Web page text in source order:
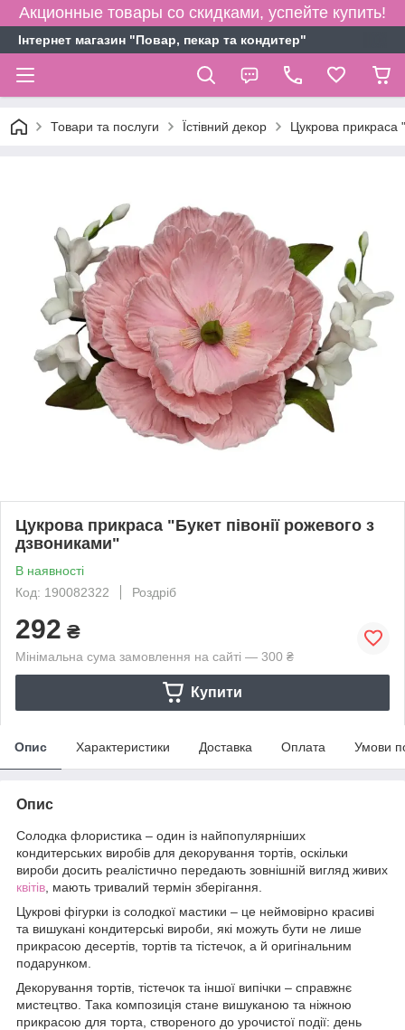
Акционные товары со скидками, успейте купить!
Інтернет магазин "Повар, пекар та кондитер"
Товари та послуги Їстівний декор Цукрова прикраса
Цукрова прикраса "Букет півонії рожевого з
дзвониками"
В наявності
Код: 190082322
Роздріб
292 ₴
Мінімальна сума замовлення на сайті — 300 ₴
Купити
Опис Характеристики Доставка Оплата Умови
Опис
Солодка флористика – один із найпопулярніших
кондитерських виробів для декорування тортів, оскільки
вироби досить реалістично передають зовнішній вигляд живих
квітів , мають тривалий термін зберігання.
Цукрові фігурки із солодкої мастики – це неймовірно красиві
та вишукані кондитерські вироби, які можуть бути не лише
прикрасою десертів, тортів та тістечок, а й оригінальним
подарунком.
Декорування тортів, тістечок та іншої випічки – справжнє
мистецтво. Така композиція стане вишуканою та ніжною
прикрасою для торта, створеного до урочистої події: день